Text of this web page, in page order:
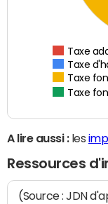
Taxe
Taxe
Taxe
Taxe
A lire aussi :les
Ressources
(Source : JDN